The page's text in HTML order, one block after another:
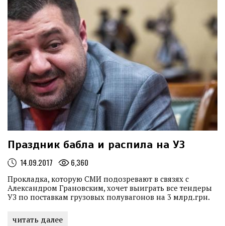
Праздник бабла и распила на УЗ
14.09.2017 6,360
Прокладка, которую СМИ подозревают в связях с
Александром Грановским, хочет выиграть все тендеры
УЗ по поставкам грузовых полувагонов на 3 млрд.грн.
читать далее